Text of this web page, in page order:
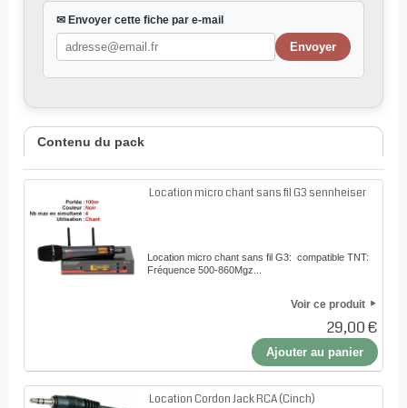
✉ Envoyer cette fiche par e-mail
Contenu du pack
Location micro chant sans fil G3 sennheiser
Location micro chant sans fil G3: compatible TNT:
Fréquence 500-860Mgz...
Voir ce produit
29,00 €
Ajouter au panier
Location Cordon Jack RCA (Cinch)